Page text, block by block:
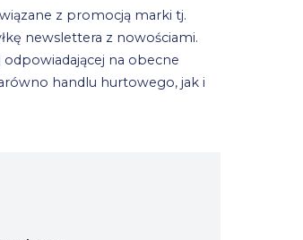
z promocją marki tj.
newslettera z nowościami.
na obecne
handlu hurtowego, jak i